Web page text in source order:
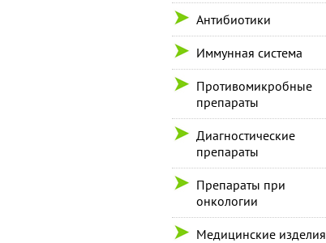
Антибиотики
Иммунная система
Противомикробные
препараты
Диагностические
препараты
Препараты при
онкологии
Медицинские изделия